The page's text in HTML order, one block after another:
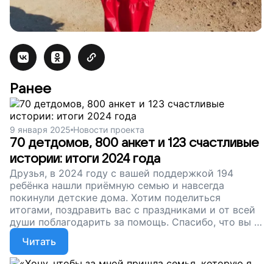
Ранее
9 января 2025 Новости проекта
70 детдомов, 800 анкет и 123 счастливые
истории: итоги 2024 года
Друзья, в 2024 году с вашей поддержкой 194
ребёнка нашли приёмную семью и навсегда
покинули детские дома. Хотим поделиться
итогами, поздравить вас с праздниками и от всей
души поблагодарить за помощь. Спасибо, что вы с
нами!
Читать